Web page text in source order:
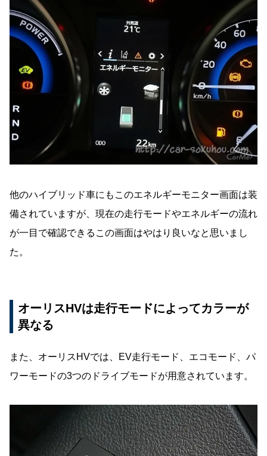
他のハイブリッド車にもこのエネルギーモニター画面は装
備されていますが、現在の走行モードやエネルギーの流れ
が一目で確認できるこの画面はやはり良いなと思いまし
た。
オーリスHVは走行モードによってカラーが
異なる
また、オーリスHVでは、EV走行モード、エコモード、パ
ワーモードの3つのドライブモードが用意されています。